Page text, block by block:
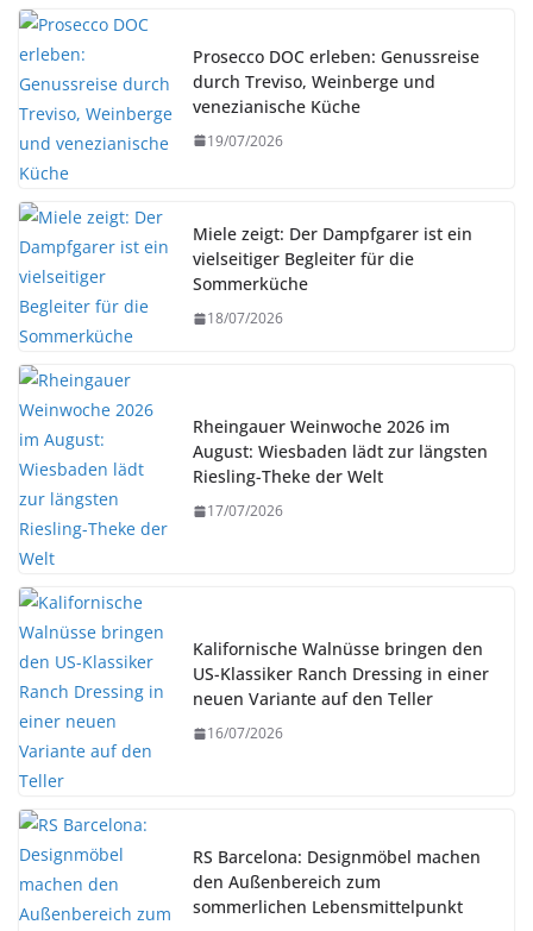
Prosecco DOC erleben: Genussreise
durch Treviso, Weinberge und
venezianische Küche
19/07/2026
Miele zeigt: Der Dampfgarer ist ein
vielseitiger Begleiter für die
Sommerküche
18/07/2026
Rheingauer Weinwoche 2026 im
August: Wiesbaden lädt zur längsten
Riesling-Theke der Welt
17/07/2026
Kalifornische Walnüsse bringen den
US-Klassiker Ranch Dressing in einer
neuen Variante auf den Teller
16/07/2026
RS Barcelona: Designmöbel machen
den Außenbereich zum
sommerlichen Lebensmittelpunkt